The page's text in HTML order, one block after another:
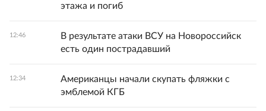
этажа и погиб
12:46
В результате атаки ВСУ на Новороссийск
есть один пострадавший
12:34
Американцы начали скупать фляжки с
эмблемой КГБ